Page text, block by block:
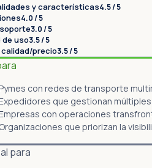
y características4.5 / 5
4.0 / 5
3.0 / 5
de uso3.5 / 5
calidad/precio3.5 / 5
con redes de transporte
que gestionan
con operaciones
Organizaciones que priorizan la
para